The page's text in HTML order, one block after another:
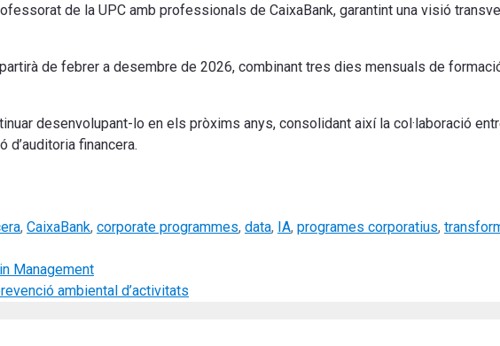
de la UPC amb professionals de CaixaBank, garantint una visió
de febrer a desembre de 2026, combinant tres dies mensuals de
desenvolupant-lo en els pròxims anys, consolidant així la col·laboració
financera.
, CaixaBank, corporate programmes, data, IA, programes corporatius,
Management
ambiental d’activitats